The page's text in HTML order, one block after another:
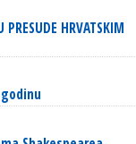
PRESUDE HRVATSKIM